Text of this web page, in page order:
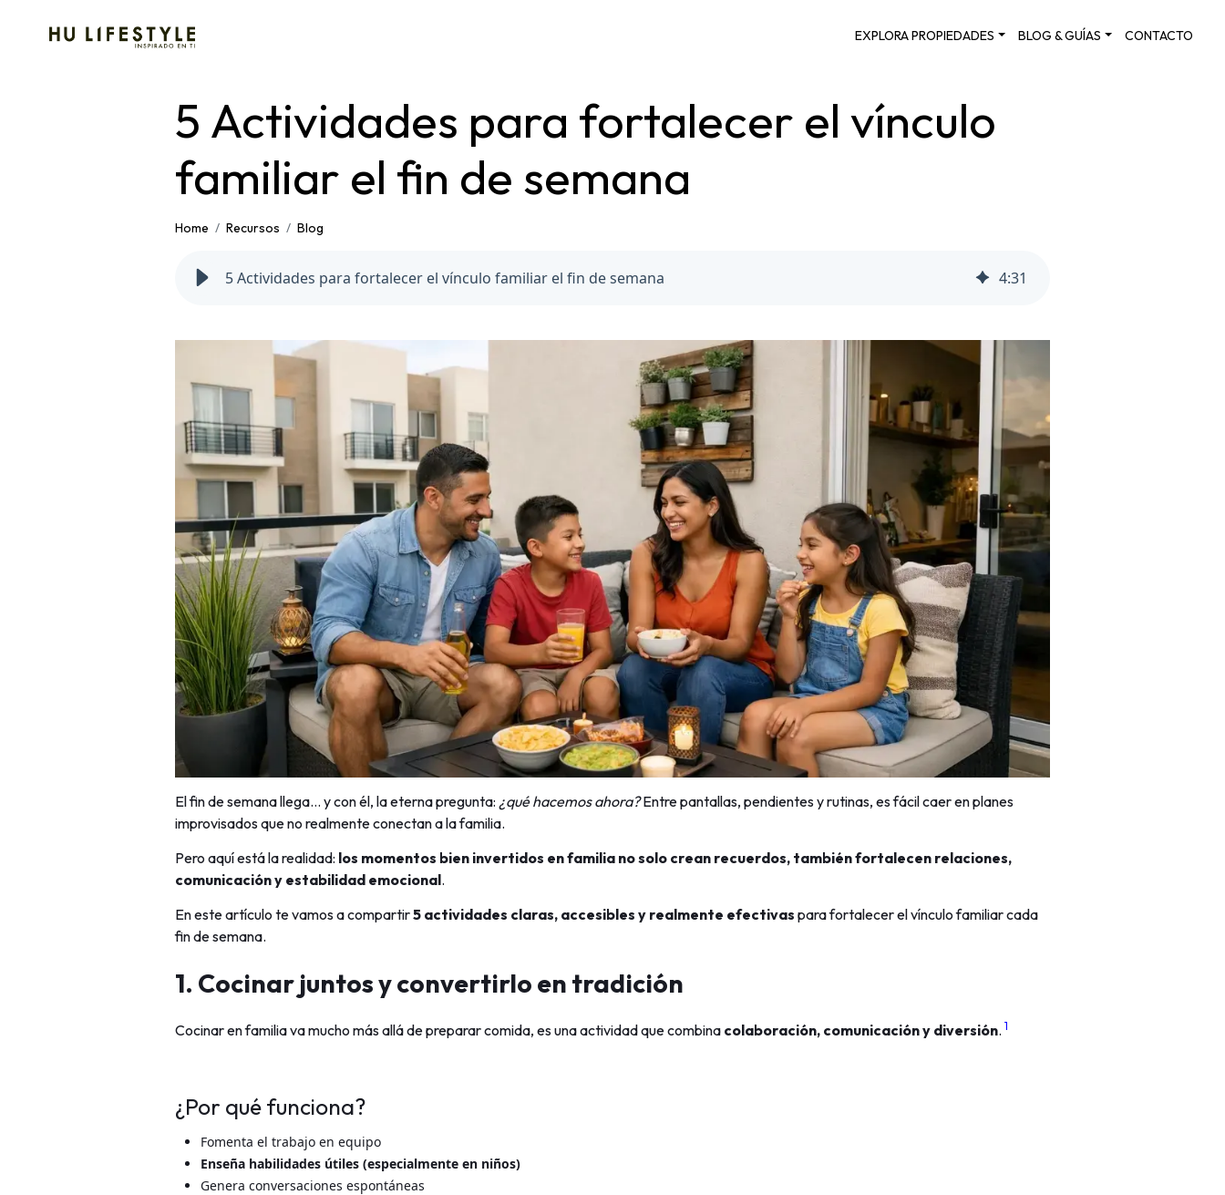
EXPLORA PROPIEDADES BLOG & GUÍAS CONTACTO
5 Actividades para fortalecer el vínculo
familiar el fin de semana
Home Recursos Blog
5 Actividades para fortalecer el vínculo familiar el fin de semana 4:31
El fin de semana llega… y con él, la eterna pregunta: ¿qué hacemos ahora?Entre pantallas, pendientes y rutinas, es fácil caer en planes
improvisados que no realmente conectan a la familia.
Pero aquí está la realidad: los momentos bien invertidos en familia no solo crean recuerdos, también fortalecen relaciones,
comunicación y estabilidad emocional.
En este artículo te vamos a compartir5 actividades claras, accesibles y realmente efectivas para fortalecer el vínculo familiar cada
fin de semana.
1. Cocinar juntos y convertirlo en tradición
Cocinar en familia va mucho más allá de preparar comida, es una actividad que combina colaboración, comunicación y diversión. 1
¿Por qué funciona?
Fomenta el trabajo en equipo
Enseña habilidades útiles (especialmente en niños)
Genera conversaciones espontáneas